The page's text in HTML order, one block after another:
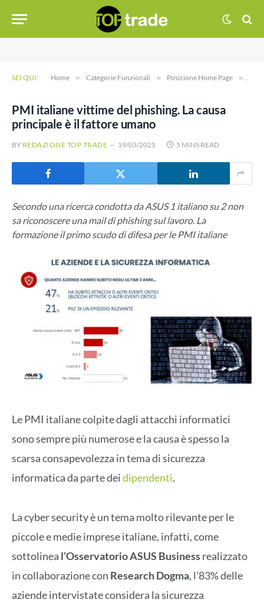
SEI QUI: Home » Categorie Funzionali » Posizione Home Page »
PMI italiane vittime del phishing. La causa
principale è il fattore umano
BY REDAZIONE TOP TRADE 19/03/2025 5 MINS READ
Secondo una ricerca condotta da ASUS 1 italiano su 2 non
sa riconoscere una mail di phishing sul lavoro. La
formazione il primo scudo di difesa per le PMI italiane
Le PMI italiane colpite dagli attacchi informatici
sono sempre più numerose e la causa è spesso la
scarsa consapevolezza in tema di sicurezza
informatica da parte deidipendenti.
La cyber security è un tema molto rilevante per le
piccole e medie imprese italiane, infatti, come
sottolinea l’Osservatorio ASUS Businessrealizzato
in collaborazione con Research Dogma, l’83% delle
aziende intervistate considera la sicurezza